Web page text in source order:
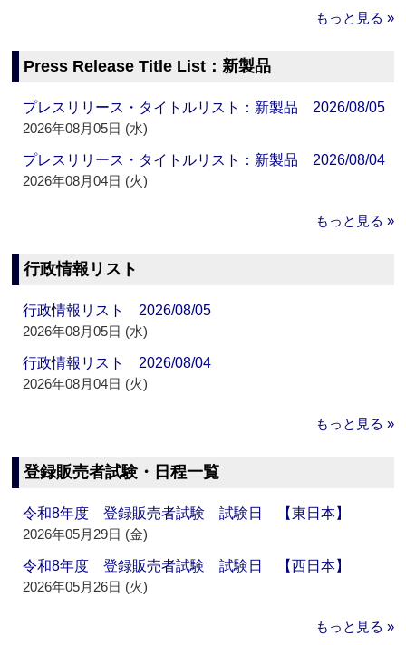
もっと見る »
Press Release Title List：新製品
プレスリリース・タイトルリスト：新製品 2026/08/05
2026年08月05日 (水)
プレスリリース・タイトルリスト：新製品 2026/08/04
2026年08月04日 (火)
もっと見る »
行政情報リスト
行政情報リスト 2026/08/05
2026年08月05日 (水)
行政情報リスト 2026/08/04
2026年08月04日 (火)
もっと見る »
登録販売者試験・日程一覧
令和8年度 登録販売者試験 試験日 【東日本】
2026年05月29日 (金)
令和8年度 登録販売者試験 試験日 【西日本】
2026年05月26日 (火)
もっと見る »